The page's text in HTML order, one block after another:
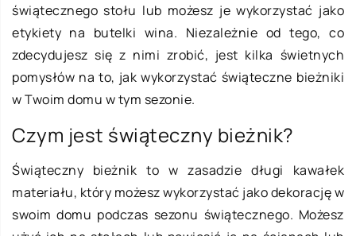
świątecznego stołu lub możesz je wykorzystać jako
etykiety na butelki wina. Niezależnie od tego, co
zdecydujesz się z nimi zrobić, jest kilka świetnych
pomysłów na to, jak wykorzystać świąteczne bieżniki
w Twoim domu w tym sezonie.
Czym jest świąteczny bieżnik?
Świąteczny bieżnik to w zasadzie długi kawałek
materiału, który możesz wykorzystać jako dekorację w
swoim domu podczas sezonu świątecznego. Możesz